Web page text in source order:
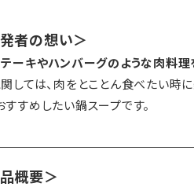
者の想い＞
ーキやハンバーグのような肉料
しては、肉をとことん食べたい時
すすめしたい鍋スープです。
概要＞